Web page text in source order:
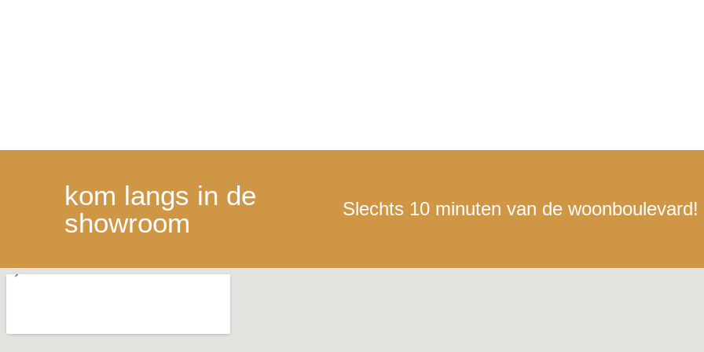
kom langs in de
showroom
Slechts 10 minuten van de woonboulevard!